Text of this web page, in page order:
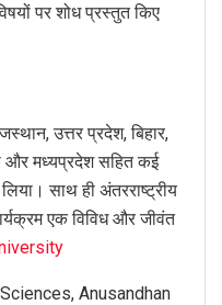
पर शोध प्रस्तुत किए
उत्तर प्रदेश, बिहार,
और मध्यप्रदेश सहित कई
साथ ही अंतरराष्ट्रीय
एक विविध और जीवंत
Anusandhan